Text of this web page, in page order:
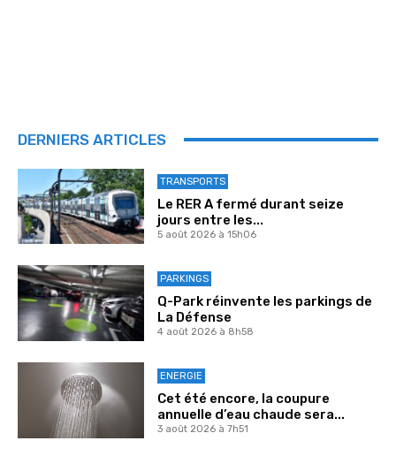
DERNIERS ARTICLES
TRANSPORTS
Le RER A fermé durant seize
jours entre les...
5 août 2026 à 15h06
PARKINGS
Q-Park réinvente les parkings de
La Défense
4 août 2026 à 8h58
ENERGIE
Cet été encore, la coupure
annuelle d’eau chaude sera...
3 août 2026 à 7h51